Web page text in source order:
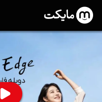
سریال دکتر جزیره با دوبله
۴۲ 89 ۷.۰